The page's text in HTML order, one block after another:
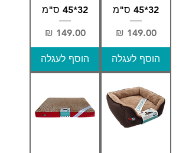
32*45 ס"מ
מחיר‏149.00 ‏₪
הוסף לעגלה
32*45 ס"מ
מחיר‏149.00 ‏₪
הוסף לעגלה